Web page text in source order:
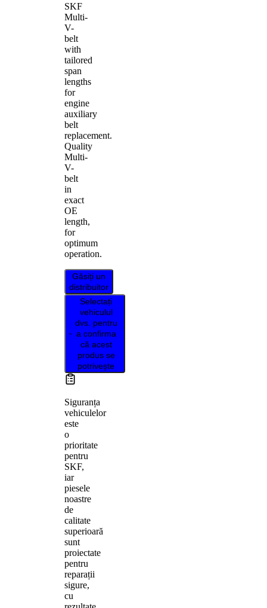
SKF
Multi-
V-
belt
with
tailored
span
lengths
for
engine
auxiliary
belt
replacement.
Quality
Multi-
V-
belt
in
exact
OE
length,
for
optimum
operation.
Găsiți un
distribuitor
Selectați
vehiculul
dvs. pentru
a confirma
că acest
produs se
potrivește
Siguranța
vehiculelor
este
o
prioritate
pentru
SKF,
iar
piesele
noastre
de
calitate
superioară
sunt
proiectate
pentru
reparații
sigure,
cu